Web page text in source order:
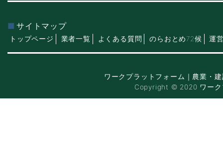
サイトマップ
トップページ 業者一覧 よくある質問 のらおとめ72候 運
ワークプラットフォーム｜農業・
Copyright © 2020 ワーク